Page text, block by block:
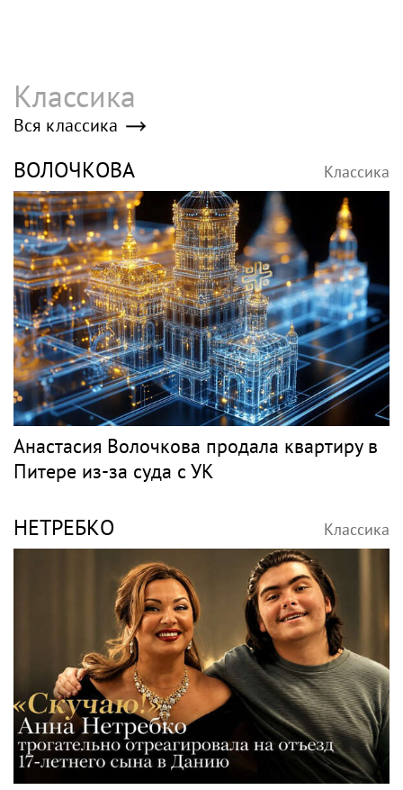
Классика
Вся классика
ВОЛОЧКОВА Классика
Анастасия Волочкова продала квартиру в
Питере из-за суда с УК
НЕТРЕБКО Классика